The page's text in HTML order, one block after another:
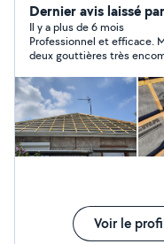
votre maison
hydrofuge,nettoyage
rénovation de
disposition et écoute
Meilleur rapport
Dernier avis laissé
Il y a plus de 6 mois
Professionnel et efficace.
deux gouttières très
Voir le